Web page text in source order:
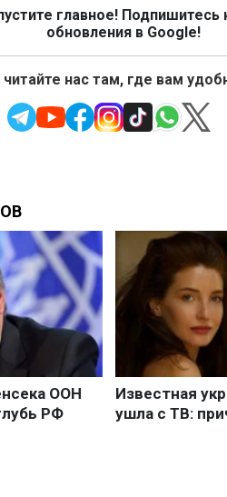
главное! Подпишитесь
обновления в Google!
читайте нас там, где вам